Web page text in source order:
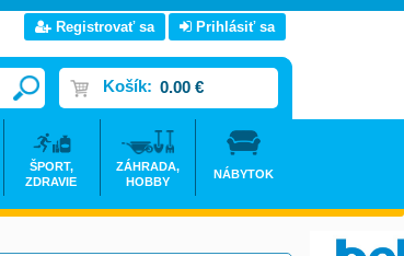
Registrovať sa Prihlásiť sa
Košík: 0.00 €
ŠPORT,
ZDRAVIE
ZÁHRADA,
HOBBY
NÁBYTOK